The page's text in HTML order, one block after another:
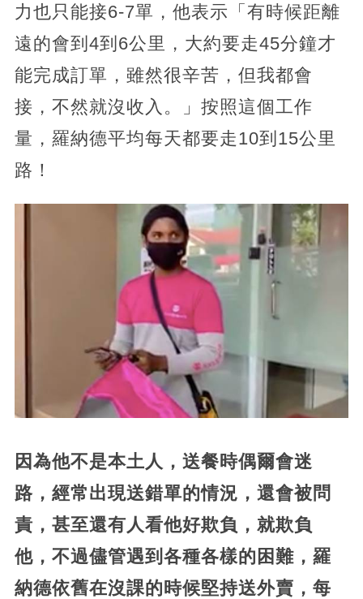
力也只能接6-7單，他表示「有時候距離
遠的會到4到6公里，大約要走45分鐘才
能完成訂單，雖然很辛苦，但我都會
接，不然就沒收入。」按照這個工作
量，羅納德平均每天都要走10到15公里
路！
因為他不是本土人，送餐時偶爾會迷
路，經常出現送錯單的情況，還會被問
責，甚至還有人看他好欺負，就欺負
他，不過儘管遇到各種各樣的困難，羅
納德依舊在沒課的時候堅持送外賣，每